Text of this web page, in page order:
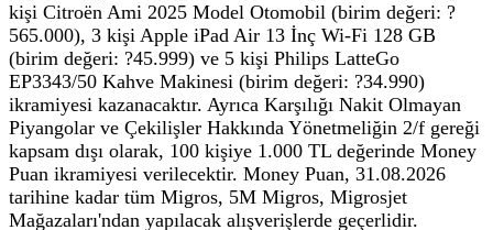
kişi Citroën Ami 2025 Model Otomobil (birim değeri: ?
565.000), 3 kişi Apple iPad Air 13 İnç Wi-Fi 128 GB
(birim değeri: ?45.999) ve 5 kişi Philips LatteGo
EP3343/50 Kahve Makinesi (birim değeri: ?34.990)
ikramiyesi kazanacaktır. Ayrıca Karşılığı Nakit Olmayan
Piyangolar ve Çekilişler Hakkında Yönetmeliğin 2/f gereği
kapsam dışı olarak, 100 kişiye 1.000 TL değerinde Money
Puan ikramiyesi verilecektir. Money Puan, 31.08.2026
tarihine kadar tüm Migros, 5M Migros, Migrosjet
Mağazaları'ndan yapılacak alışverişlerde geçerlidir.